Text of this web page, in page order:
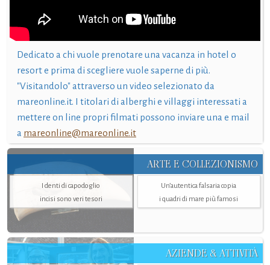
Dedicato a chi vuole prenotare una vacanza in hotel o
resort e prima di scegliere vuole saperne di più.
"Visitandolo" attraverso un video selezionato da
mareonline.it. I titolari di alberghi e villaggi interessati a
mettere on line propri filmati possono inviare una e mail
a mareonline@mareonline.it
ARTE E COLLEZIONISMO
I denti di capodoglio
incisi sono veri tesori
Un’autentica falsaria copia
i quadri di mare più famosi
AZIENDE & ATTIVITÀ